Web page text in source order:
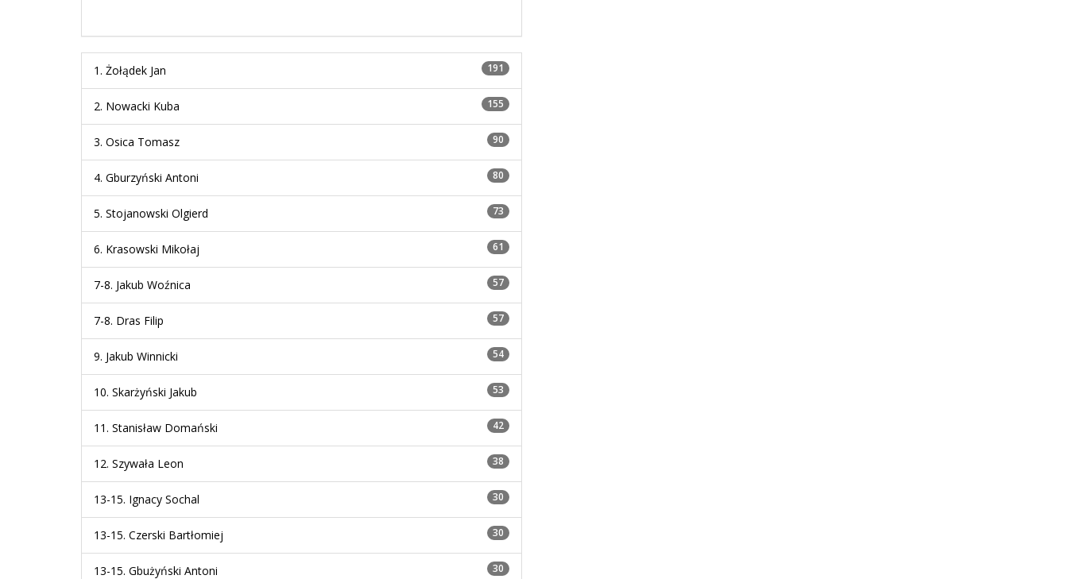
1. Żołądek Jan 191
2. Nowacki Kuba 155
3. Osica Tomasz 90
4. Gburzyński Antoni 80
5. Stojanowski Olgierd 73
6. Krasowski Mikołaj 61
7-8. Jakub Woźnica 57
7-8. Dras Filip 57
9. Jakub Winnicki 54
10. Skarżyński Jakub 53
11. Stanisław Domański 42
12. Szywała Leon 38
13-15. Ignacy Sochal 30
13-15. Czerski Bartłomiej 30
13-15. Gbużyński Antoni 30